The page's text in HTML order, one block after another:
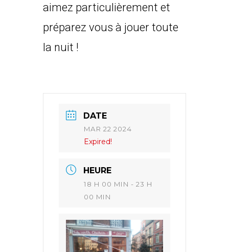
aimez particulièrement et
préparez vous à jouer toute
la nuit !
DATE
MAR 22 2024
Expired!
HEURE
18 H 00 MIN - 23 H
00 MIN